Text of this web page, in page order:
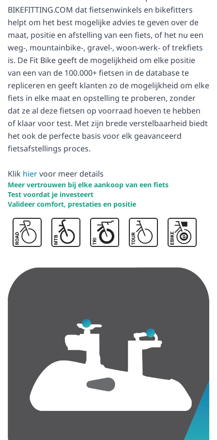
BIKEFITTING.COM dat fietsenwinkels en bikefitters
helpt om het best mogelijke advies te geven over de
maat, positie en afstelling van een fiets, of het nu een
weg-, mountainbike-, gravel-, woon-werk- of trekfiets
is. De Fit Bike geeft de mogelijkheid om elke positie
van een van de 100.000+ fietsen in de database te
repliceren en geeft klanten zo de mogelijkheid om elke
fiets in elke maat en opstelling te proberen, zonder
dat ze al deze fietsen op voorraad hoeven te hebben
of klaar voor test. Met zijn brede verstelbaarheid biedt
het ook de perfecte basis voor elk geavanceerd
fietsafstellings proces.
Klik hiervoor meer details
Meer vertrouwen bij elke aankoop van een fiets
Test voordat je investeert
Valideer comfort, prestaties en positie